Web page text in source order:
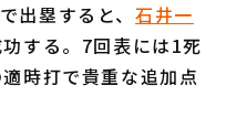
出塁すると、石井一
する。7回表には1死
時打で貴重な追加点